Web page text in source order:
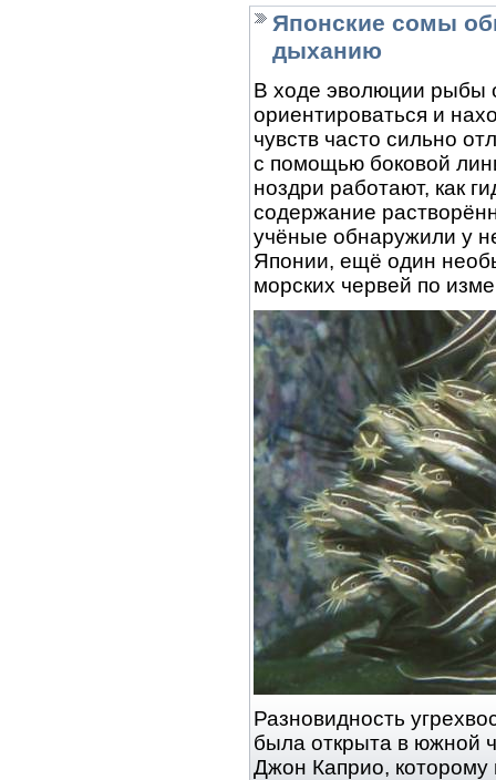
Японские сомы
дыханию
В ходе эволюции рыбы
ориентироваться и
чувств часто сильно
с помощью боковой
ноздри работают, как
содержание
учёные обнаружили у
Японии, ещё один
морских червей по
Разновидность
была открыта в южной
Джон Каприо,